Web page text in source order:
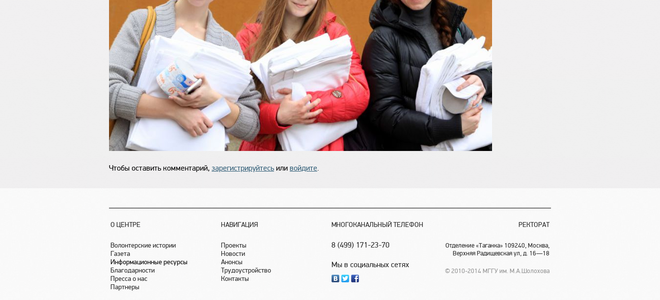
Чтобы оставить комментарий, зарегистрируйтесь или войдите.
О ЦЕНТРЕ НАВИГАЦИЯ МНОГОКАНАЛЬНЫЙ ТЕЛЕФОН РЕКТОРАТ
Волонтерские истории
Газета
Информационные ресурсы
Благодарности
Пресса о нас
Партнеры
Проекты
Новости
Анонсы
Трудоустройство
Контакты
8 (499) 171-23-70
Мы в социальных сетях
Отделение «Таганка» 109240, Москва,
Верхняя Радищевская ул, д. 16—18
© 2010-2014 МГГУ им. М.А.Шолохова